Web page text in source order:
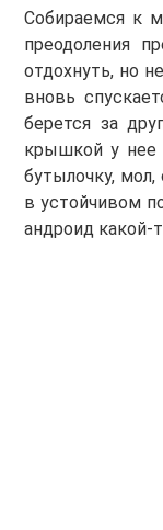
Собираемся к
преодоления
отдохнуть, но
вновь
берется за
крышкой у нее
бутылочку, мол,
в устойчивом
андроид какой-